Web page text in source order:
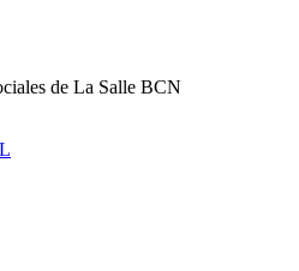
de La Salle BCN